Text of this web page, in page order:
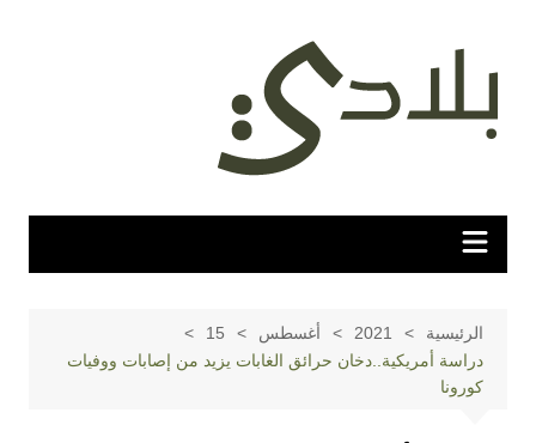
المحتوى
الرئيسية 2021 أغسطس
15
دراسة أمريكية..دخان حرائق الغابات يزيد من إصابات ووفيات
كورونا